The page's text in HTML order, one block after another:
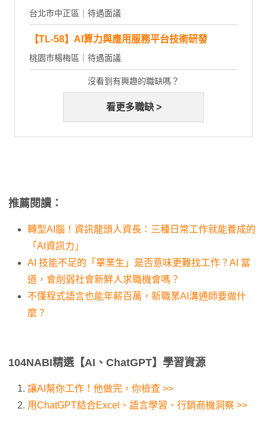
台北市中正區｜待遇面議
【TL-58】AI算力與應用服務平台技術研發
桃園市楊梅區｜待遇面議
沒看到有興趣的職缺嗎？
看更多職缺 >
推薦閱讀：
轉型AI腦！資訊龍頭人資長：三種日常工作就能養成的
「AI資訊力」
AI 技能不足的「畢業生」是否意味更難找工作？AI 當
道，會削弱社會新鮮人求職機會嗎？
不懂程式語言也能年薪百萬，新職業AI溝通師要做什
麼？
104NABI精選【AI、ChatGPT】學習資源
讓AI幫你工作！他做完，你檢查 >>
用ChatGPT結合Excel、語言學習、行銷商機洞察 >>